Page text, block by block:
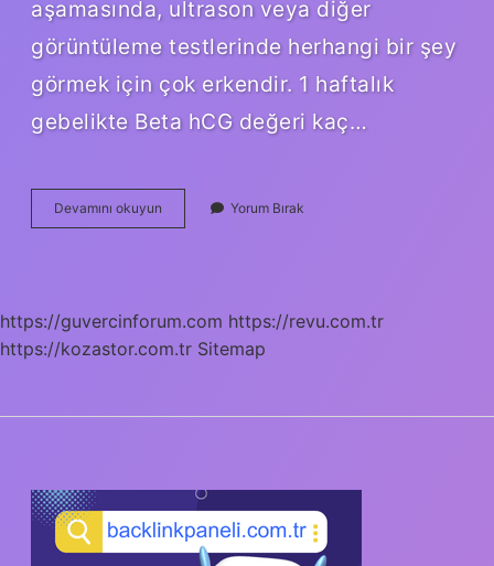
aşamasında, ultrason veya diğer
görüntüleme testlerinde herhangi bir şey
görmek için çok erkendir. 1 haftalık
gebelikte Beta hCG değeri kaç…
Devamını okuyun
Gebelik
Belli
Olur
Yorum Bırak
https://guvercinforum.com https://revu.com.tr
https://kozastor.com.tr Sitemap
SIDEBAR